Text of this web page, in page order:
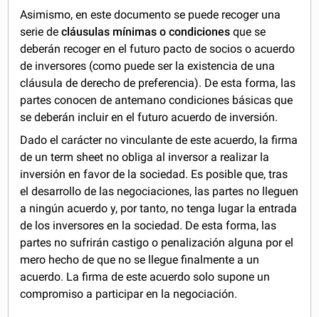
Asimismo, en este documento se puede recoger una
serie decláusulas mínimas o condiciones que se
deberán recoger en el futuro pacto de socios o acuerdo
de inversores (como puede ser la existencia de una
cláusula de derecho de preferencia). De esta forma, las
partes conocen de antemano condiciones básicas que
se deberán incluir en el futuro acuerdo de inversión.
Dado el carácter no vinculante de este acuerdo, la firma
de un term sheet no obliga al inversor a realizar la
inversión en favor de la sociedad. Es posible que, tras
el desarrollo de las negociaciones, las partes no lleguen
a ningún acuerdo y, por tanto, no tenga lugar la entrada
de los inversores en la sociedad. De esta forma, las
partes no sufrirán castigo o penalización alguna por el
mero hecho de que no se llegue finalmente a un
acuerdo. La firma de este acuerdo solo supone un
compromiso a participar en la negociación.